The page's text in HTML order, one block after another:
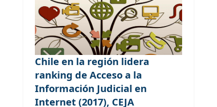
Chile en la región lidera
ranking de Acceso a la
Información Judicial en
Internet (2017), CEJA